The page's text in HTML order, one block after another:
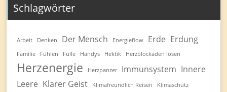
Schlagwörter
Arbeit Denken Der Mensch Energieflow Erde Erdung
Familie Fühlen Fülle Handys Hektik Herzblockaden lösen
Herzenergie Herzpanzer Immunsystem Innere
Leere Klarer Geist Klimafreundlich Reisen Klimaschutz